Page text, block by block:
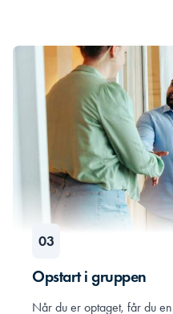
Opstart i gruppen
Når du er optaget, får du